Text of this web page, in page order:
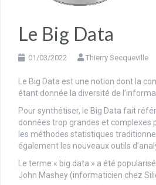
Le Big Data
01/03/2022 Thierry Secqueville
Le Big Data est une notion dont la
étant donnée la diversité de
Pour synthétiser, le Big Data fait
données trop grandes et complexes
les méthodes statistiques
également les nouveaux outils
Le terme « big data » a été
John Mashey (informaticien chez